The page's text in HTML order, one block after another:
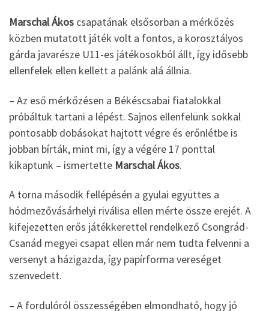
Marschal Ákos csapatának elsősorban a mérkőzés
közben mutatott játék volt a fontos, a korosztályos
gárda javarésze U11-es játékosokból állt, így idősebb
ellenfelek ellen kellett a palánk alá állnia.
– Az eső mérkőzésen a Békéscsabai fiatalokkal
próbáltuk tartani a lépést. Sajnos ellenfelünk sokkal
pontosabb dobásokat hajtott végre és erőnlétbe is
jobban bírták, mint mi, így a végére 17 ponttal
kikaptunk – ismertette Marschal Ákos.
A torna második fellépésén a gyulai együttes a
hódmezővásárhelyi riválisa ellen mérte össze erejét. A
kifejezetten erős játékkerettel rendelkező Csongrád-
Csanád megyei csapat ellen már nem tudta felvenni a
versenyt a házigazda, így papírforma vereséget
szenvedett.
– A fordulóról összességében elmondható, hogy jó